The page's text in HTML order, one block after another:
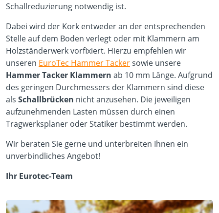
Schallreduzierung notwendig ist.
Dabei wird der Kork entweder an der entsprechenden
Stelle auf dem Boden verlegt oder mit Klammern am
Holzständerwerk vorfixiert. Hierzu empfehlen wir
unseren EuroTec Hammer Tackersowie unsere
Hammer Tacker Klammern ab 10 mm Länge. Aufgrund
des geringen Durchmessers der Klammern sind diese
als Schallbrücken nicht anzusehen. Die jeweiligen
aufzunehmenden Lasten müssen durch einen
Tragwerksplaner oder Statiker bestimmt werden.
Wir beraten Sie gerne und unterbreiten Ihnen ein
unverbindliches Angebot!
Ihr Eurotec-Team